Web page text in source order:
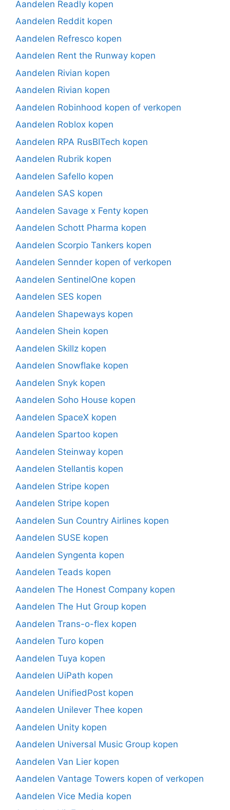
Aandelen Readly kopen
Aandelen Reddit kopen
Aandelen Refresco kopen
Aandelen Rent the Runway kopen
Aandelen Rivian kopen
Aandelen Rivian kopen
Aandelen Robinhood kopen of verkopen
Aandelen Roblox kopen
Aandelen RPA RusBITech kopen
Aandelen Rubrik kopen
Aandelen Safello kopen
Aandelen SAS kopen
Aandelen Savage x Fenty kopen
Aandelen Schott Pharma kopen
Aandelen Scorpio Tankers kopen
Aandelen Sennder kopen of verkopen
Aandelen SentinelOne kopen
Aandelen SES kopen
Aandelen Shapeways kopen
Aandelen Shein kopen
Aandelen Skillz kopen
Aandelen Snowflake kopen
Aandelen Snyk kopen
Aandelen Soho House kopen
Aandelen SpaceX kopen
Aandelen Spartoo kopen
Aandelen Steinway kopen
Aandelen Stellantis kopen
Aandelen Stripe kopen
Aandelen Stripe kopen
Aandelen Sun Country Airlines kopen
Aandelen SUSE kopen
Aandelen Syngenta kopen
Aandelen Teads kopen
Aandelen The Honest Company kopen
Aandelen The Hut Group kopen
Aandelen Trans-o-flex kopen
Aandelen Turo kopen
Aandelen Tuya kopen
Aandelen UiPath kopen
Aandelen UnifiedPost kopen
Aandelen Unilever Thee kopen
Aandelen Unity kopen
Aandelen Universal Music Group kopen
Aandelen Van Lier kopen
Aandelen Vantage Towers kopen of verkopen
Aandelen Vice Media kopen